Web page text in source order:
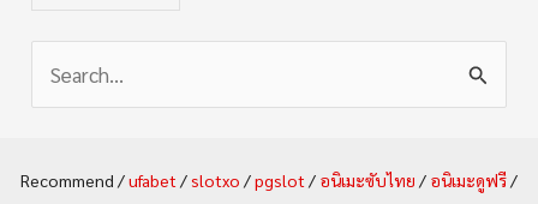
Recommend /ufabet /slotxo /pgslot / อนิเมะซับไทย / อนิเมะดูฟรี/